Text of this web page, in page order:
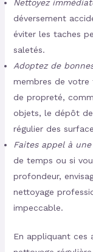
Nettoyez
déversement
éviter les taches
saletés.
Adoptez de
membres de votre
de propreté,
objets, le dépôt
régulier des
Faites appel à
de temps ou si
profondeur,
nettoyage
impeccable.
En appliquant ces